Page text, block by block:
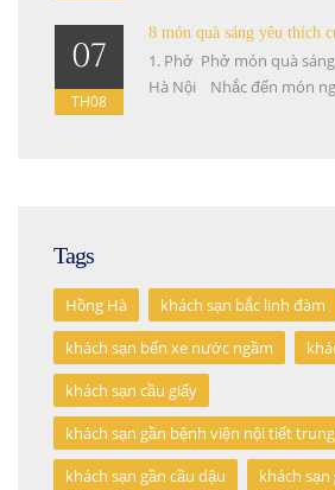
07
TH08
8 món quà sáng yêu thích
1. Phở Phở món quà
Hà Nội Nhắc đến món
Tags
Hồng Hà
khách sạn bắc linh đàm
khách sạn bến xe nước ngầm
khách sạn cầu giấy
khách sạn gần bệnh viện nội tiết
khách sạn gần cầu dậu
khách